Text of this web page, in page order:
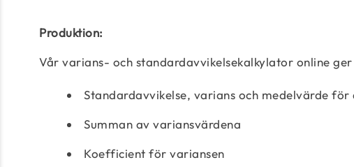
Produktion:
Vår varians- och standardavvikelsekalkylator online
Standardavvikelse, varians och medelvärde för
Summan av variansvärdena
Koefficient för variansen